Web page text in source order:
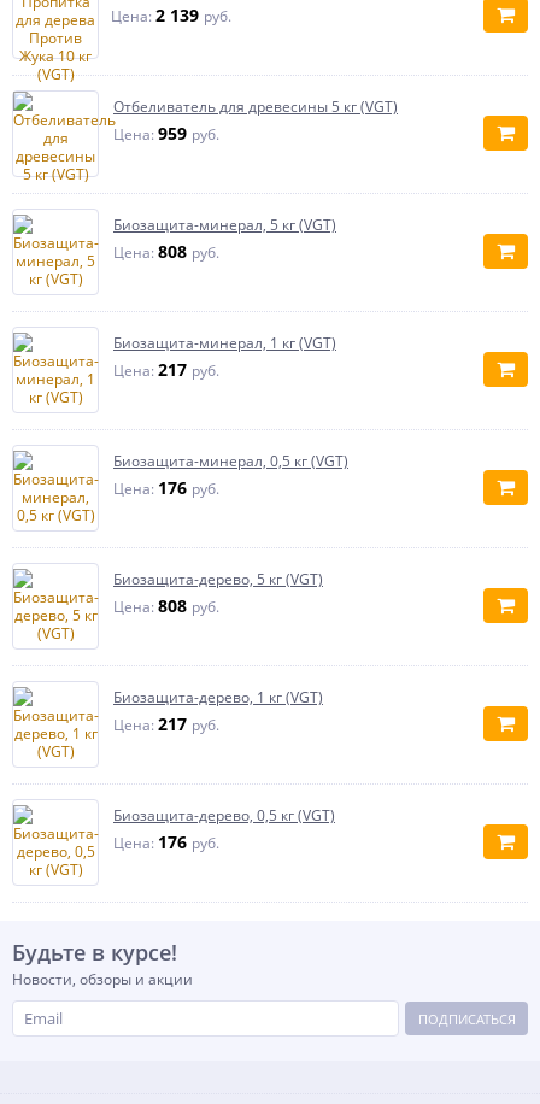
Цена: 2 139 руб.
Отбеливатель для древесины 5 кг (VGT)
Цена: 959 руб.
Биозащита-минерал, 5 кг (VGT)
Цена: 808 руб.
Биозащита-минерал, 1 кг (VGT)
Цена: 217 руб.
Биозащита-минерал, 0,5 кг (VGT)
Цена: 176 руб.
Биозащита-дерево, 5 кг (VGT)
Цена: 808 руб.
Биозащита-дерево, 1 кг (VGT)
Цена: 217 руб.
Биозащита-дерево, 0,5 кг (VGT)
Цена: 176 руб.
Будьте в курсе!
Новости, обзоры и акции
ПОДПИСАТЬСЯ